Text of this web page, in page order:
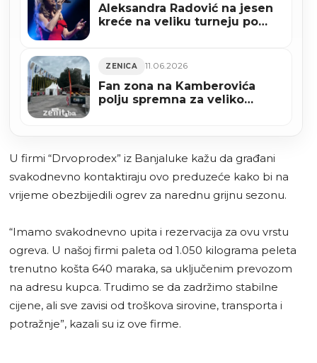
Aleksandra Radović na jesen
kreće na veliku turneju po
Tuzli
ZENICA 11.06.2026
Fan zona na Kamberovića
polju spremna za veliko
U firmi “Drvoprodex” iz Banjaluke kažu da građani
svakodnevno kontaktiraju ovo preduzeće kako bi na
vrijeme obezbijedili ogrev za narednu grijnu sezonu.
“Imamo svakodnevno upita i rezervacija za ovu vrstu
ogreva. U našoj firmi paleta od 1.050 kilograma peleta
trenutno košta 640 maraka, sa uključenim prevozom
na adresu kupca. Trudimo se da zadržimo stabilne
cijene, ali sve zavisi od troškova sirovine, transporta i
potražnje”, kazali su iz ove firme.